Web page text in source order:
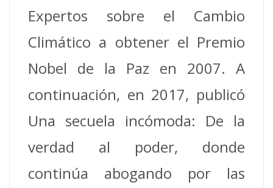
Expertos sobre el Cambio
Climático a obtener el Premio
Nobel de la Paz en 2007. A
continuación, en 2017, publicó
Una secuela incómoda: De la
verdad al poder, donde
continúa abogando por las